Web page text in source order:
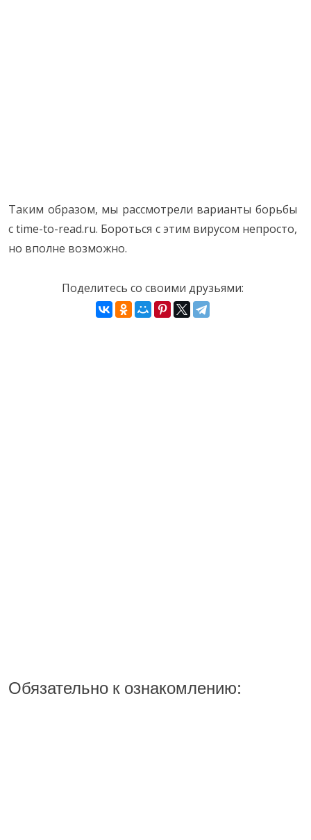
Таким образом, мы рассмотрели варианты борьбы
с time-to-read.ru. Бороться с этим вирусом непросто,
но вполне возможно.
Поделитесь со своими друзьями:
Обязательно к ознакомлению: